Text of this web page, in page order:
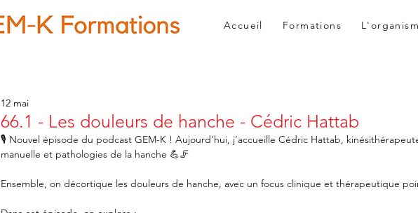
Accueil Formations
66.1 - Les douleurs de hanche - Cédric Hattab
12 mai
🎙️ Nouvel épisode du podcast GEM-K ! Aujourd’hui, j’accueille Cédric Hattab,
manuelle et pathologies de la hanche 💪🦵
Ensemble, on décortique les douleurs de hanche, avec un focus clinique et thérapeutique